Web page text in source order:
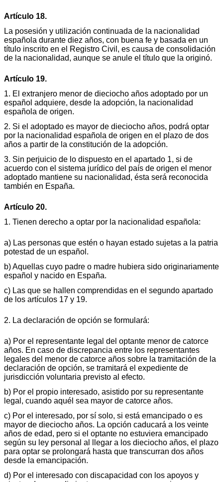
Artículo 18.
La posesión y utilización continuada de la nacionalidad
española durante diez años, con buena fe y basada en un
título inscrito en el Registro Civil, es causa de consolidación
de la nacionalidad, aunque se anule el título que la originó.
Artículo 19.
1. El extranjero menor de dieciocho años adoptado por un
español adquiere, desde la adopción, la nacionalidad
española de origen.
2. Si el adoptado es mayor de dieciocho años, podrá optar
por la nacionalidad española de origen en el plazo de dos
años a partir de la constitución de la adopción.
3. Sin perjuicio de lo dispuesto en el apartado 1, si de
acuerdo con el sistema jurídico del país de origen el menor
adoptado mantiene su nacionalidad, ésta será reconocida
también en España.
Artículo 20.
1. Tienen derecho a optar por la nacionalidad española:
a) Las personas que estén o hayan estado sujetas a la patria
potestad de un español.
b) Aquellas cuyo padre o madre hubiera sido originariamente
español y nacido en España.
c) Las que se hallen comprendidas en el segundo apartado
de los artículos 17 y 19.
2. La declaración de opción se formulará:
a) Por el representante legal del optante menor de catorce
años. En caso de discrepancia entre los representantes
legales del menor de catorce años sobre la tramitación de la
declaración de opción, se tramitará el expediente de
jurisdicción voluntaria previsto al efecto.
b) Por el propio interesado, asistido por su representante
legal, cuando aquél sea mayor de catorce años.
c) Por el interesado, por sí solo, si está emancipado o es
mayor de dieciocho años. La opción caducará a los veinte
años de edad, pero si el optante no estuviera emancipado
según su ley personal al llegar a los dieciocho años, el plazo
para optar se prolongará hasta que transcurran dos años
desde la emancipación.
d) Por el interesado con discapacidad con los apoyos y